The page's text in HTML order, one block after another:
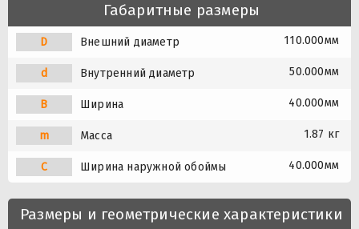
Габаритные размеры
D Внешний диаметр 110.000мм
d Внутренний диаметр 50.000мм
B Ширина 40.000мм
m Масса 1.87 кг
C Ширина наружной обоймы 40.000мм
Размеры и геометрические характеристики